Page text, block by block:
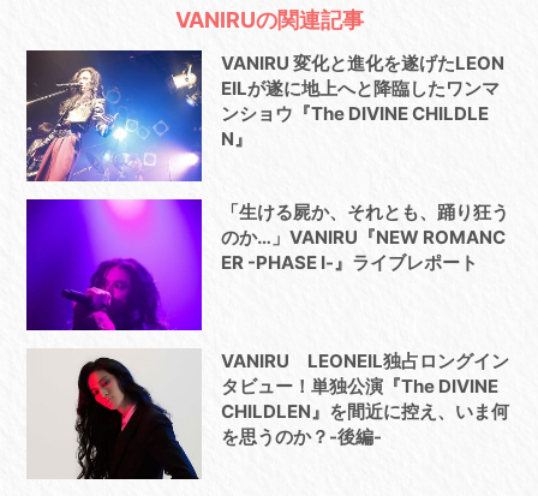
VANIRUの関連記事
VANIRU 変化と進化を遂げたLEON
EILが遂に地上へと降臨したワンマ
ンショウ『The DIVINE CHILDLE
N』
「生ける屍か、それとも、踊り狂う
のか…」VANIRU『NEW ROMANC
ER -PHASE Ⅰ-』ライブレポート
VANIRU LEONEIL独占ロングイン
タビュー！単独公演『The DIVINE
CHILDLEN』を間近に控え、いま何
を思うのか？-後編-